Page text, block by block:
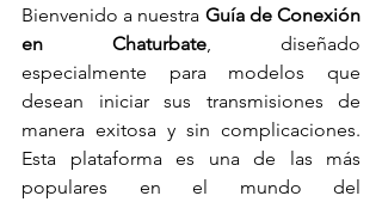
Bienvenido a nuestra Guía de Conexión
en Chaturbate, diseñado
especialmente para modelos que
desean iniciar sus transmisiones de
manera exitosa y sin complicaciones.
Esta plataforma es una de las más
populares en el mundo del